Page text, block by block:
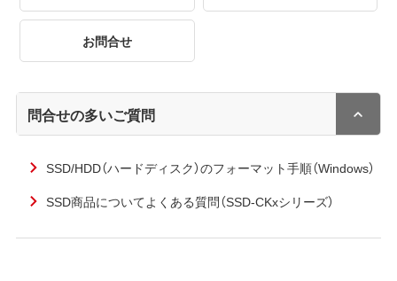
お問合せ
問合せの多いご質問
SSD/HDD（ハードディスク）のフォーマット手順（Windows）
SSD商品についてよくある質問（SSD-CKxシリーズ）